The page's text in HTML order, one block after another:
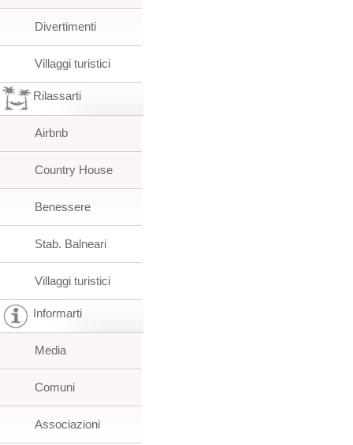
Divertimenti
Villaggi turistici
Rilassarti
Airbnb
Country House
Benessere
Stab. Balneari
Villaggi turistici
Informarti
Media
Comuni
Associazioni